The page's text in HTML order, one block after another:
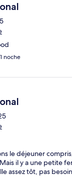
noche
le déjeuner
il y a une petite
assez tôt, pas